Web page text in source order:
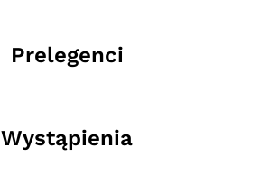
Prelegenci
Wystąpienia